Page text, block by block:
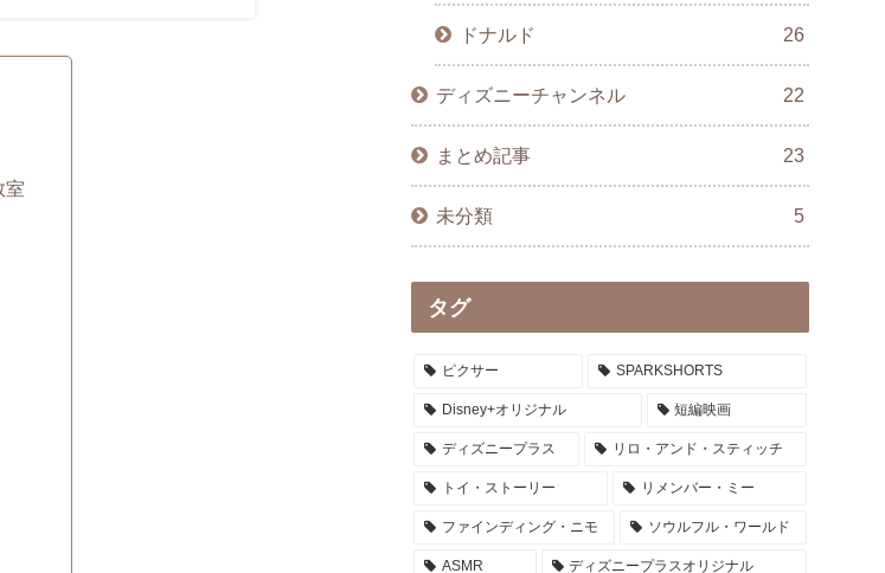
室
ドナルド 26
ディズニーチャンネル 22
まとめ記事 23
未分類 5
タグ
ピクサー SPARKSHORTS
Disney+オリジナル 短編映画
ディズニープラス リロ・アンド・スティッチ
トイ・ストーリー リメンバー・ミー
ファインディング・ニモ ソウルフル・ワールド
ASMR ディズニープラスオリジナル